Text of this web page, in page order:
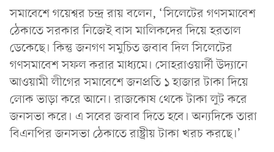
সমাবেশে গয়েশ্বর চন্দ্র রায় বলেন, ‘সিলেটের গণসমাবেশ
ঠেকাতে সরকার নিজেই বাস মালিকদের দিয়ে হরতাল
ডেকেছে। কিন্তু জনগণ সমুচিত জবাব দিল সিলেটের
গণসমাবেশ সফল করার মাধ্যমে। সোহরাওয়ার্দী উদ্যানে
আওয়ামী লীগের সমাবেশে জনপ্রতি ১ হাজার টাকা দিয়ে
লোক ভাড়া করে আনে। রাজকোষ থেকে টাকা লুট করে
জনসভা করে। এ সবের জবাব দিতে হবে। অন্যদিকে তারা
বিএনপির জনসভা ঠেকাতে রাষ্ট্রীয় টাকা খরচ করছে।’